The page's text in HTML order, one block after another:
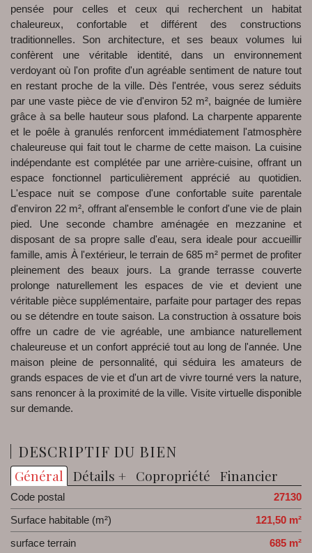
pensée pour celles et ceux qui recherchent un habitat
chaleureux, confortable et différent des constructions
traditionnelles. Son architecture, et ses beaux volumes lui
confèrent une véritable identité, dans un environnement
verdoyant où l'on profite d'un agréable sentiment de nature tout
en restant proche de la ville. Dès l'entrée, vous serez séduits
par une vaste pièce de vie d'environ 52 m², baignée de lumière
grâce à sa belle hauteur sous plafond. La charpente apparente
et le poêle à granulés renforcent immédiatement l'atmosphère
chaleureuse qui fait tout le charme de cette maison. La cuisine
indépendante est complétée par une arrière-cuisine, offrant un
espace fonctionnel particulièrement apprécié au quotidien.
L'espace nuit se compose d'une confortable suite parentale
d'environ 22 m², offrant al'ensemble le confort d'une vie de plain
pied. Une seconde chambre aménagée en mezzanine et
disposant de sa propre salle d'eau, sera ideale pour accueillir
famille, amis À l'extérieur, le terrain de 685 m² permet de profiter
pleinement des beaux jours. La grande terrasse couverte
prolonge naturellement les espaces de vie et devient une
véritable pièce supplémentaire, parfaite pour partager des repas
ou se détendre en toute saison. La construction à ossature bois
offre un cadre de vie agréable, une ambiance naturellement
chaleureuse et un confort apprécié tout au long de l'année. Une
maison pleine de personnalité, qui séduira les amateurs de
grands espaces de vie et d'un art de vivre tourné vers la nature,
sans renoncer à la proximité de la ville. Visite virtuelle disponible
sur demande.
DESCRIPTIF DU BIEN
Général Détails + Copropriété Financier
Code postal 27130
Surface habitable (m²) 121,50 m²
surface terrain 685 m²